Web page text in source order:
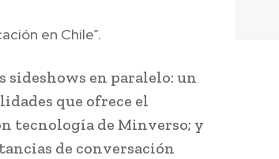
en Chile”.
sideshows en paralelo: un
que ofrece el
tecnología de Minverso; y
de conversación